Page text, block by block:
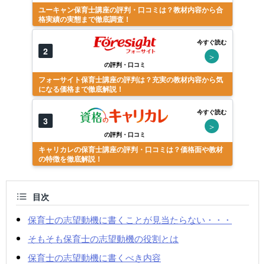
ユーキャン保育士講座の評判・口コミは？教材内容から合
格実績の実態まで徹底調査！
2
の評判・口コミ
今すぐ読む
＞
フォーサイト保育士講座の評判は？充実の教材内容から気
になる価格まで徹底解説！
3
の評判・口コミ
今すぐ読む
＞
キャリカレの保育士講座の評判・口コミは？価格面や教材
の特徴を徹底解説！
目次
保育士の志望動機に書くことが見当たらない・・・
そもそも保育士の志望動機の役割とは
保育士の志望動機に書くべき内容